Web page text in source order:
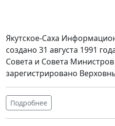
Якутское-Саха
создано 31 августа 1991
Совета и Совета
зарегистрировано
Подробнее